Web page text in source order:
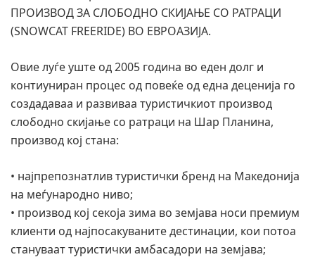
ПРОИЗВОД ЗА СЛОБОДНО СКИЈАЊЕ СО РАТРАЦИ
(SNOWCAT FREERIDE) ВО ЕВРОАЗИЈА.
Овие луѓе уште од 2005 година во еден долг и
контиуниран процес од повеќе од една деценија го
создадаваа и развиваа туристичкиот производ
слободно скијање со ратраци на Шар Планина,
производ кој стана:
• најпрепознатлив туристички бренд на Македонија
на меѓународно ниво;
• производ кој секоја зима во земјава носи премиум
клиенти од најпосакуваните дестинации, кои потоа
стануваат туристички амбасадори на земјава;